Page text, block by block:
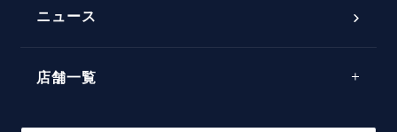
ラインメレ
モード
エレガント
30万円台～
20万円台～
ニュース
店舗一覧